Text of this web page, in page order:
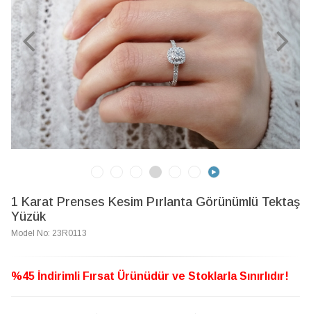
1 Karat Prenses Kesim Pırlanta Görünümlü Tektaş
Yüzük
Model No: 23R0113
%45 İndirimli Fırsat Ürünüdür ve Stoklarla Sınırlıdır!